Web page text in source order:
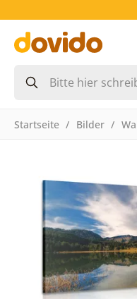
Startseite Bilder